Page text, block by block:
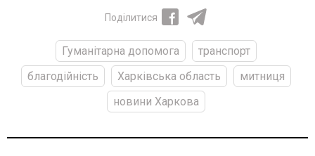
Поділитися
Гуманітарна допомога
транспорт
благодійність
Харківська область
митниця
новини Харкова